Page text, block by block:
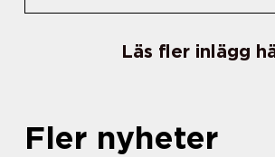
Läs fler inlägg
Fler nyheter